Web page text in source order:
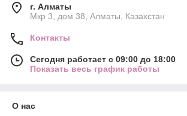
г. Алматы
Мкр 3, дом 38, Алматы, Казахстан
Контакты
Сегодня работает с 09:00 до 18:00
Показать весь график работы
О нас